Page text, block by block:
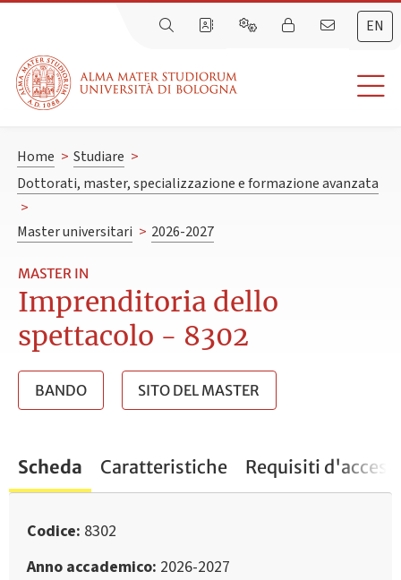
EN
Home > Studiare >
Dottorati, master, specializzazione e formazione avanzata
>
Master universitari > 2026-2027
MASTER IN
Imprenditoria dello
spettacolo - 8302
BANDO SITO DEL MASTER
Scheda Caratteristiche Requisiti
Codice 8302
Anno accademico 2026-2027